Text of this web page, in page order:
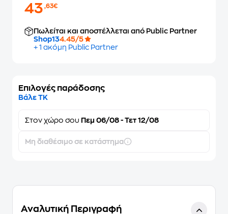
43,63€
Πωλείται και αποστέλλεται από Public Partner
Shop134.45/5
+ 1 ακόμη Public Partner
Επιλογές παράδοσης
Βάλε ΤΚ
Στον χώρο σου Πεμ 06/08 - Τετ 12/08
Μη διαθέσιμο σε κατάστημα
Αναλυτική Περιγραφή